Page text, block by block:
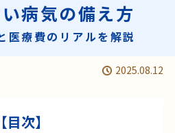
病気の備え方
医療費のリアルを解説
2025.08.12
【目次】